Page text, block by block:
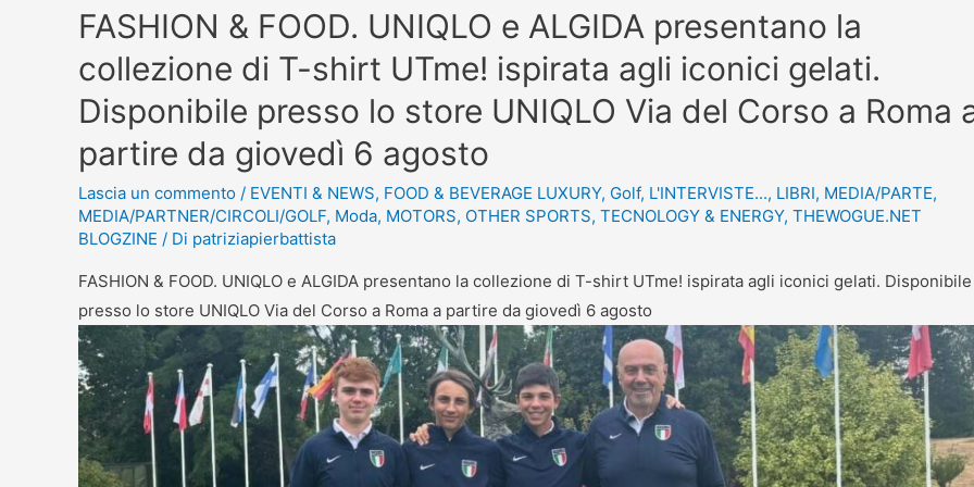
FASHION & FOOD. UNIQLO e ALGIDA presentano la
collezione di T-shirt UTme! ispirata agli iconici gelati.
Disponibile presso lo store UNIQLO Via del Corso a Roma
partire da giovedì 6 agosto
Lascia un commento / EVENTI & NEWS, FOOD & BEVERAGE LUXURY, Golf, L'INTERVISTE..., LIBRI, MEDIA/PARTE,
MEDIA/PARTNER/CIRCOLI/GOLF, Moda, MOTORS, OTHER SPORTS, TECNOLOGY & ENERGY, THEWOGUE.NET
BLOGZINE / Di patriziapierbattista
FASHION & FOOD. UNIQLO e ALGIDA presentano la collezione di T-shirt UTme! ispirata agli iconici gelati. Disponibile
presso lo store UNIQLO Via del Corso a Roma a partire da giovedì 6 agosto